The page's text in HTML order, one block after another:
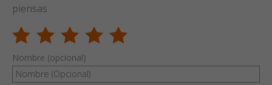
piensas
Nombre (opcional)